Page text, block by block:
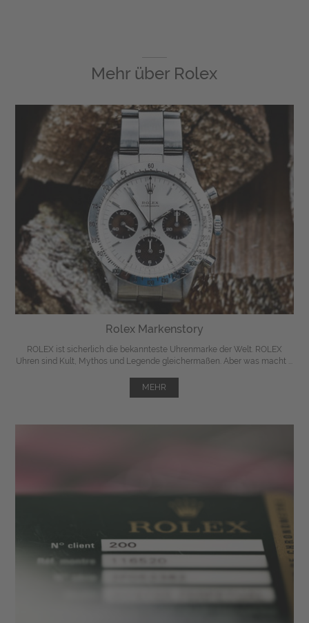
Mehr über Rolex
Rolex Markenstory
ROLEX ist sicherlich die bekannteste Uhrenmarke der Welt. ROLEX
Uhren sind Kult, Mythos und Legende gleichermaßen. Aber was macht ...
MEHR